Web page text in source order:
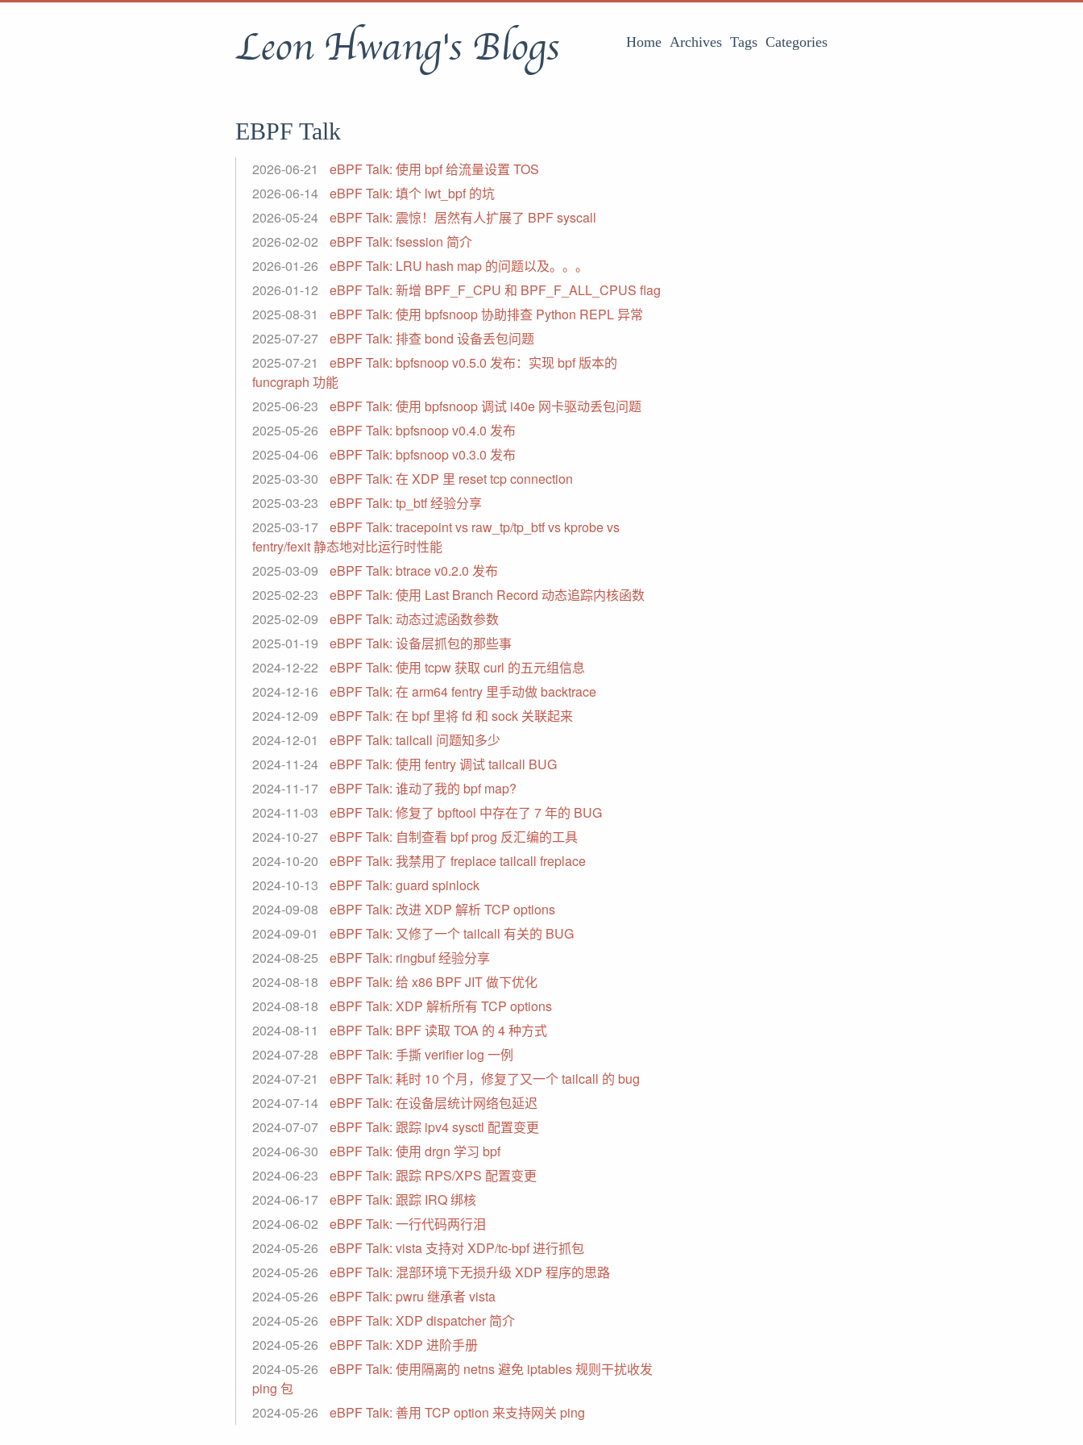
Leon Hwang's Blogs Home Archives Tags Categories
EBPF Talk
2026-06-21
eBPF Talk: 使用 bpf 给流量设置 TOS
2026-06-14
eBPF Talk: 填个 lwt_bpf 的坑
2026-05-24
eBPF Talk: 震惊！居然有人扩展了 BPF syscall
2026-02-02
eBPF Talk: fsession 简介
2026-01-26
eBPF Talk: LRU hash map 的问题以及。。。
2026-01-12
eBPF Talk: 新增 BPF_F_CPU 和 BPF_F_ALL_CPUS flag
2025-08-31
eBPF Talk: 使用 bpfsnoop 协助排查 Python REPL 异常
2025-07-27
eBPF Talk: 排查 bond 设备丢包问题
2025-07-21
eBPF Talk: bpfsnoop v0.5.0 发布：实现 bpf 版本的
funcgraph 功能
2025-06-23
eBPF Talk: 使用 bpfsnoop 调试 i40e 网卡驱动丢包问题
2025-05-26
eBPF Talk: bpfsnoop v0.4.0 发布
2025-04-06
eBPF Talk: bpfsnoop v0.3.0 发布
2025-03-30
eBPF Talk: 在 XDP 里 reset tcp connection
2025-03-23
eBPF Talk: tp_btf 经验分享
2025-03-17
eBPF Talk: tracepoint vs raw_tp/tp_btf vs kprobe vs
fentry/fexit 静态地对比运行时性能
2025-03-09
eBPF Talk: btrace v0.2.0 发布
2025-02-23
eBPF Talk: 使用 Last Branch Record 动态追踪内核函数
2025-02-09
eBPF Talk: 动态过滤函数参数
2025-01-19
eBPF Talk: 设备层抓包的那些事
2024-12-22
eBPF Talk: 使用 tcpw 获取 curl 的五元组信息
2024-12-16
eBPF Talk: 在 arm64 fentry 里手动做 backtrace
2024-12-09
eBPF Talk: 在 bpf 里将 fd 和 sock 关联起来
2024-12-01
eBPF Talk: tailcall 问题知多少
2024-11-24
eBPF Talk: 使用 fentry 调试 tailcall BUG
2024-11-17
eBPF Talk: 谁动了我的 bpf map?
2024-11-03
eBPF Talk: 修复了 bpftool 中存在了 7 年的 BUG
2024-10-27
eBPF Talk: 自制查看 bpf prog 反汇编的工具
2024-10-20
eBPF Talk: 我禁用了 freplace tailcall freplace
2024-10-13
eBPF Talk: guard spinlock
2024-09-08
eBPF Talk: 改进 XDP 解析 TCP options
2024-09-01
eBPF Talk: 又修了一个 tailcall 有关的 BUG
2024-08-25
eBPF Talk: ringbuf 经验分享
2024-08-18
eBPF Talk: 给 x86 BPF JIT 做下优化
2024-08-18
eBPF Talk: XDP 解析所有 TCP options
2024-08-11
eBPF Talk: BPF 读取 TOA 的 4 种方式
2024-07-28
eBPF Talk: 手撕 verifier log 一例
2024-07-21
eBPF Talk: 耗时 10 个月，修复了又一个 tailcall 的 bug
2024-07-14
eBPF Talk: 在设备层统计网络包延迟
2024-07-07
eBPF Talk: 跟踪 ipv4 sysctl 配置变更
2024-06-30
eBPF Talk: 使用 drgn 学习 bpf
2024-06-23
eBPF Talk: 跟踪 RPS/XPS 配置变更
2024-06-17
eBPF Talk: 跟踪 IRQ 绑核
2024-06-02
eBPF Talk: 一行代码两行泪
2024-05-26
eBPF Talk: vista 支持对 XDP/tc-bpf 进行抓包
2024-05-26
eBPF Talk: 混部环境下无损升级 XDP 程序的思路
2024-05-26
eBPF Talk: pwru 继承者 vista
2024-05-26
eBPF Talk: XDP dispatcher 简介
2024-05-26
eBPF Talk: XDP 进阶手册
2024-05-26
eBPF Talk: 使用隔离的 netns 避免 iptables 规则干扰收发
ping 包
2024-05-26
eBPF Talk: 善用 TCP option 来支持网关 ping